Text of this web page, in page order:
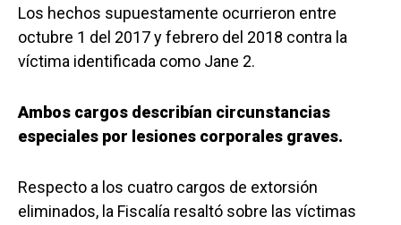
Los hechos supuestamente ocurrieron entre
octubre 1 del 2017 y febrero del 2018 contra la
víctima identificada como Jane 2.
Ambos cargos describían circunstancias
especiales por lesiones corporales graves.
Respecto a los cuatro cargos de extorsión
eliminados, la Fiscalía resaltó sobre las víctimas